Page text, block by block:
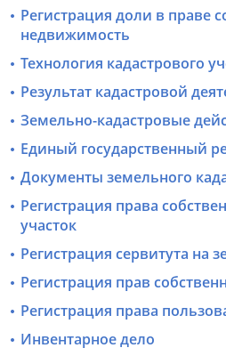
Регистрация доли в праве
недвижимость
Технология кадастрового
Результат кадастровой
Земельно-кадастровые
Единый государственный
Документы земельного
Регистрация права
участок
Регистрация сервитута на
Регистрация прав
Регистрация права
Инвентарное дело